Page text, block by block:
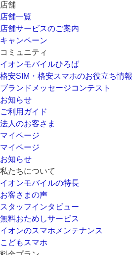
店舗
店舗一覧
店舗サービスのご案内
キャンペーン
コミュニティ
イオンモバイルひろば
格安SIM・格安スマホのお役立ち情報
ブランドメッセージコンテスト
お知らせ
ご利用ガイド
法人のお客さま
マイページ
マイページ
お知らせ
私たちについて
イオンモバイルの特長
お客さまの声
スタッフインタビュー
無料おためしサービス
イオンのスマホメンテナンス
こどもスマホ